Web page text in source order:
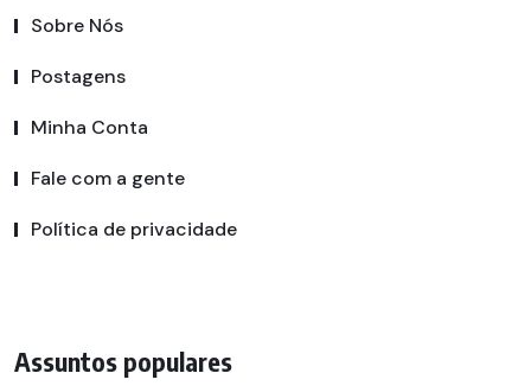
Sobre Nós
Postagens
Minha Conta
Fale com a gente
Política de privacidade
Assuntos populares